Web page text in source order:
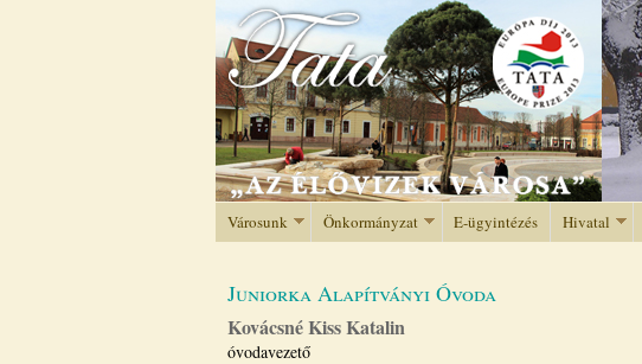
Városunk Önkormányzat E-ügyintézés Hivatal
Juniorka Alapítványi Óvoda
Kovácsné Kiss Katalin
óvodavezető